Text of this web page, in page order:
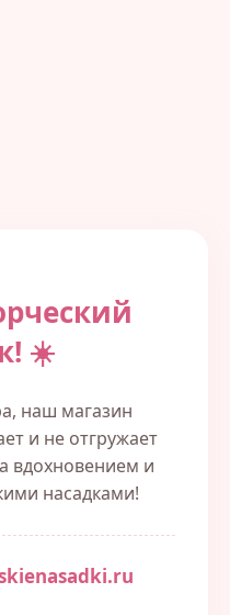
☀️
наш магазин
и не отгружает
вдохновением и
насадками!